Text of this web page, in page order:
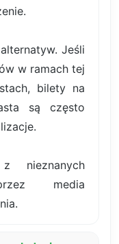
Jeśli
w ramach tej
bilety na
są często
nieznanych
media